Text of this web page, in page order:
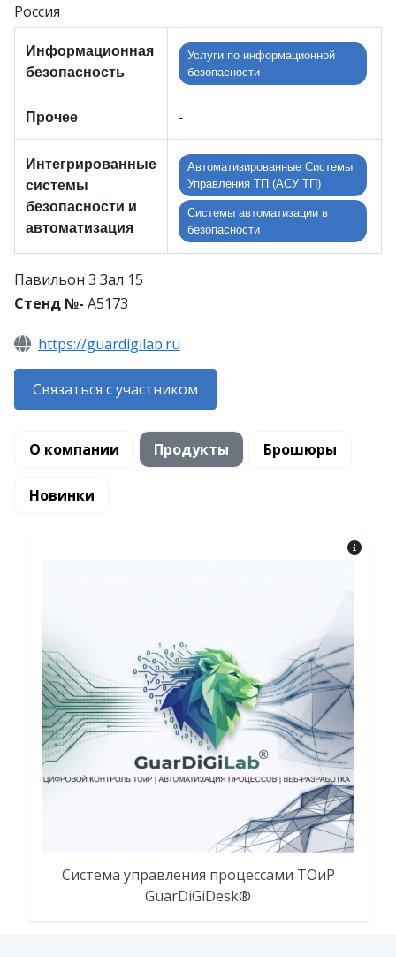
Россия
Информационная
безопасность
Услуги по информационной
безопасности
Прочее -
Интегрированные
системы
безопасности и
автоматизация
Автоматизированные Системы
Управления ТП (АСУ ТП)
Системы автоматизации в
безопасности
Павильон 3 Зал 15
Стенд №- A5173
https://guardigilab.ru
Связаться с участником
О компании Продукты Брошюры
Новинки
Система управления процессами ТОиР
GuarDiGiDesk®